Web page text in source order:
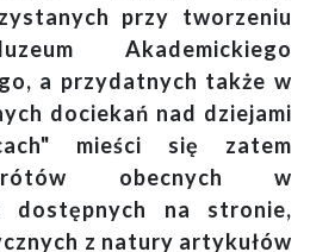
przy tworzeniu
Akademickiego
a przydatnych także w
dociekań nad dziejami
mieści się zatem
obecnych w
dostępnych na stronie,
z natury artykułów